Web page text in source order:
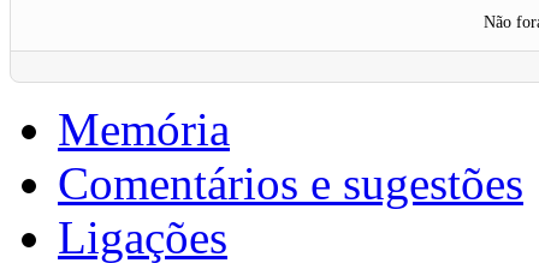
Não
Memória
Comentários e sugestões
Ligações